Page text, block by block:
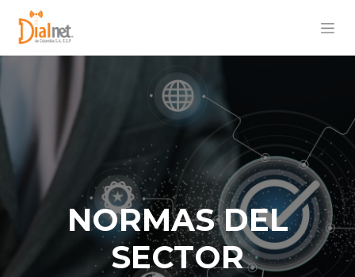
NORMAS DEL
SECTOR